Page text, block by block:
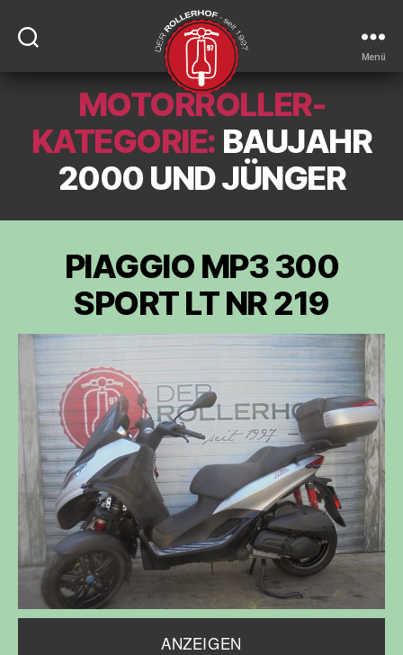
DER-
ROLLERHOF
Menü
MOTORROLLER-
KATEGORIE: BAUJAHR
2000 UND JÜNGER
PIAGGIO MP3 300
SPORT LT NR 219
ANZEIGEN